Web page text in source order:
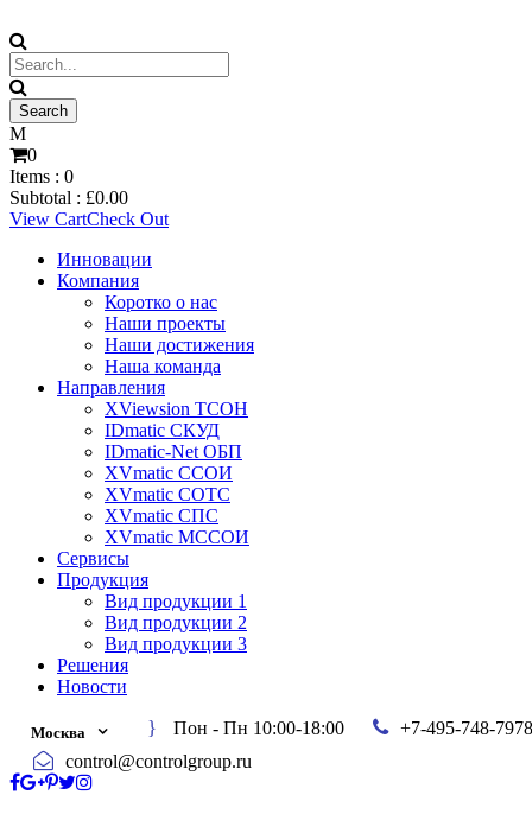
0
Items : 0
Subtotal : £0.00
View CartCheck Out
Инновации
Компания
Коротко о нас
Наши проекты
Наши достижения
Наша команда
Направления
XViewsion ТСОН
IDmatic СКУД
IDmatic-Net ОБП
XVmatic ССОИ
XVmatic СОТС
XVmatic СПС
XVmatic МССОИ
Сервисы
Продукция
Вид продукции 1
Вид продукции 2
Вид продукции 3
Решения
Новости
Москва Пон - Пн 10:00-18:00
+7-495-748-7978
control@controlgroup.ru